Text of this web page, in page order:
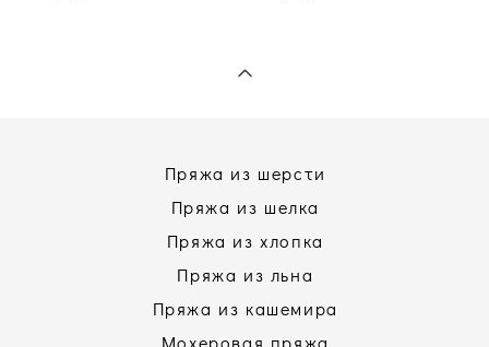
Пряжа из шерсти
Пряжа из шелка
Пряжа из хлопка
Пряжа из льна
Пряжа из кашемира
Мохеровая пряжа